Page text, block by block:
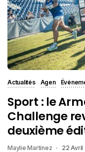
Actualités Agen
Sport : le
Challenge
deuxième
Maylie Martinez 22 Avril